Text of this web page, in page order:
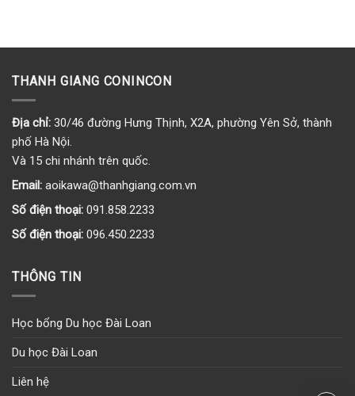
THANH GIANG CONINCON
Địa chỉ: 30/46 đường Hưng Thịnh, X2A, phường Yên Sở, thành
phố Hà Nội.
Và 15 chi nhánh trên quốc.
Email: aoikawa@thanhgiang.com.vn
Số điện thoại: 091.858.2233
Số điện thoại: 096.450.2233
THÔNG TIN
Học bổng Du học Đài Loan
Du học Đài Loan
Liên hệ